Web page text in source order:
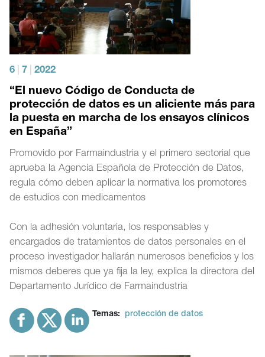
6 7 2022
“El nuevo Código de Conducta de
protección de datos es un aliciente más para
la puesta en marcha de los ensayos clínicos
en España”
Promovido por Farmaindustria y el primero sectorial que
aprueba la Agencia Española de Protección de Datos,
regula cómo deben aplicar la normativa los promotores
de estudios con medicamentos
Con la adhesión voluntaria, los responsables y
encargados de tratamientos de datos personales en el
proceso investigador hallarán numerosos beneficios y los
mismos deberes que ya fija la ley, explica la directora del
Departamento Jurídico de Farmaindustria
Temas: protección de datos